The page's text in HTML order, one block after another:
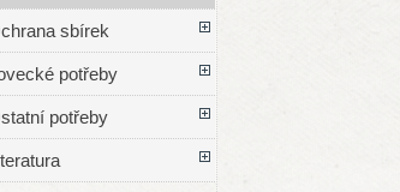
sbírek
potřeby
potřeby